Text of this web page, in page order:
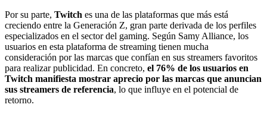
Por su parte, Twitch es una de las plataformas que más está
creciendo entre la Generación Z, gran parte derivada de los perfiles
especializados en el sector del gaming. Según Samy Alliance, los
usuarios en esta plataforma de streaming tienen mucha
consideración por las marcas que confían en sus streamers favoritos
para realizar publicidad. En concreto, el 76% de los usuarios en
Twitch manifiesta mostrar aprecio por las marcas que anuncian
sus streamers de referencia, lo que influye en el potencial de
retorno.